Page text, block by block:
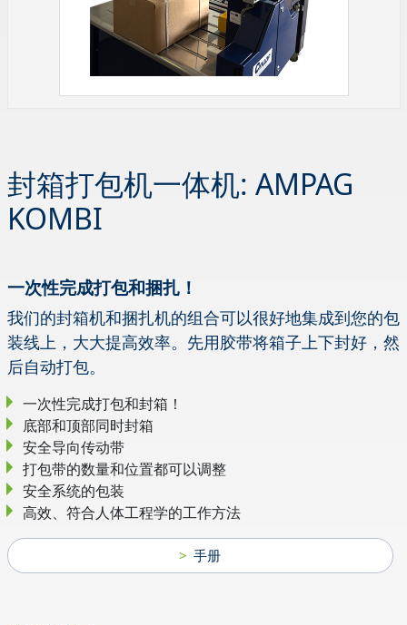
封箱打包机一体机: AMPAG
KOMBI
一次性完成打包和捆扎！
我们的封箱机和捆扎机的组合可以很好地集成到您的包
装线上，大大提高效率。先用胶带将箱子上下封好，然
后自动打包。
一次性完成打包和封箱！
底部和顶部同时封箱
安全导向传动带
打包带的数量和位置都可以调整
安全系统的包装
高效、符合人体工程学的工作方法
手册